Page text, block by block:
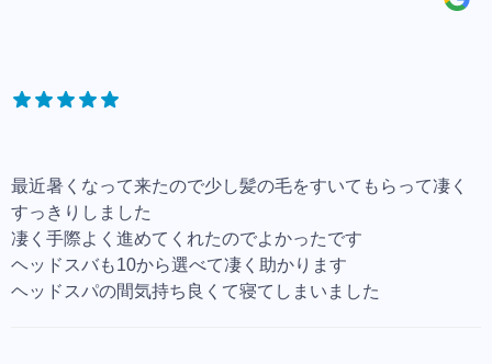
最近暑くなって来たので少し髪の毛をすいてもらって凄く
すっきりしました
凄く手際よく進めてくれたのでよかったです
ヘッドスバも10から選べて凄く助かります
ヘッドスパの間気持ち良くて寝てしまいました